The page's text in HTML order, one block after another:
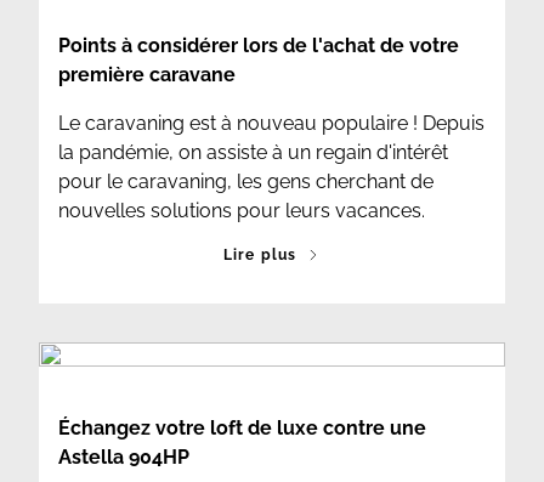
Points à considérer lors de l'achat de votre
première caravane
Le caravaning est à nouveau populaire ! Depuis
la pandémie, on assiste à un regain d'intérêt
pour le caravaning, les gens cherchant de
nouvelles solutions pour leurs vacances.
Lire plus
Échangez votre loft de luxe contre une
Astella 904HP